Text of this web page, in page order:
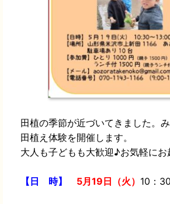
田植の季節が近づいてきました。
田植え体験を開催します。
大人も子どもも大歓迎♪お気軽に
【日 時】 5月19日（火） 10：